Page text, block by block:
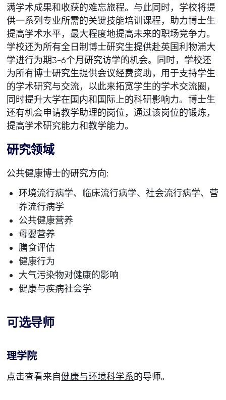
满学术成果和收获的难忘旅程。与此同时，学校将提
供一系列专业所需的关键技能培训课程，助力博士生
提高学术水平，最大程度地提高未来的职场竞争力。
学校还为所有全日制博士研究生提供赴英国利物浦大
学进行为期3-6个月研究访学的机会。同时，学校还
为所有博士研究生提供会议经费资助，用于支持学生
的学术研究与交流，以此来拓宽学生的学术交流圈，
同时提升大学在国内和国际上的科研影响力。博士生
还有机会申请教学助理的岗位，通过该岗位的锻炼，
提高学术研究能力和教学能力。
研究领域
公共健康博士的研究方向:
环境流行病学、临床流行病学、社会流行病学、营
养流行病学
公共健康营养
母婴营养
膳食评估
健康行为
大气污染物对健康的影响
健康与疾病社会学
可选导师
理学院
点击查看来自健康与环境科学系的导师。